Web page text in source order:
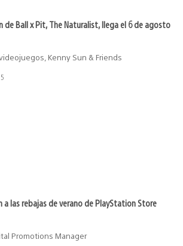
de Ball x Pit, The Naturalist, llega el 6 de agosto
Kenny Sun & Friends
5
a las rebajas de verano de PlayStation Store
Promotions Manager